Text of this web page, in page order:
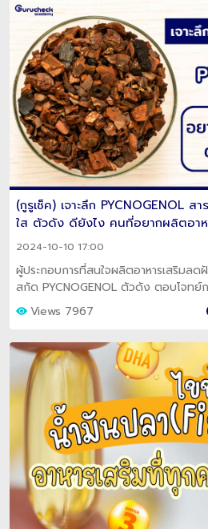
(กูรูเช็ค) เจาะลึก PYCNOGENOL ส
ใส ตัวดัง ดียังไง คนที่อยากผลิตอาห
2024-10-10 17:00
ผู้ประกอบการที่สนใจผลิตอาหารเสริมลด
สกัด PYCNOGENOL ตัวดัง ตอบโจทย์
ขายให้สินค้า!
Views 7967